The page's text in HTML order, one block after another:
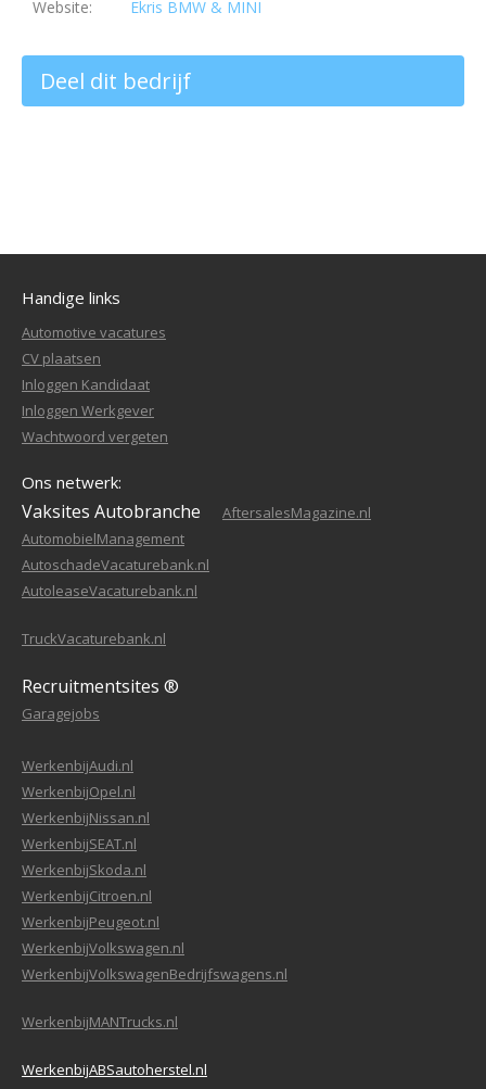
Website:
Ekris BMW & MINI
Deel dit bedrijf
Handige links
Automotive vacatures
CV plaatsen
Inloggen Kandidaat
Inloggen Werkgever
Wachtwoord vergeten
Ons netwerk:
Vaksites Autobranche
AftersalesMagazine.nl
AutomobielManagement
AutoschadeVacaturebank.nl
AutoleaseVacaturebank.nl
TruckVacaturebank.nl
Recruitmentsites ®
Garagejobs
WerkenbijAudi.nl
WerkenbijOpel.nl
WerkenbijNissan.nl
WerkenbijSEAT.nl
WerkenbijSkoda.nl
WerkenbijCitroen.nl
WerkenbijPeugeot.nl
WerkenbijVolkswagen.nl
WerkenbijVolkswagenBedrijfswagens.nl
WerkenbijMANTrucks.nl
WerkenbijABSautoherstel.nl